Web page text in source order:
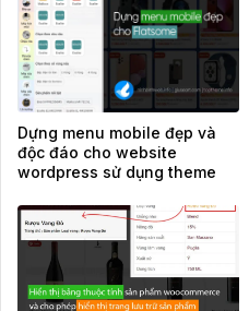
Dựng menu mobile đẹp và
độc đáo cho website
wordpress sử dụng theme